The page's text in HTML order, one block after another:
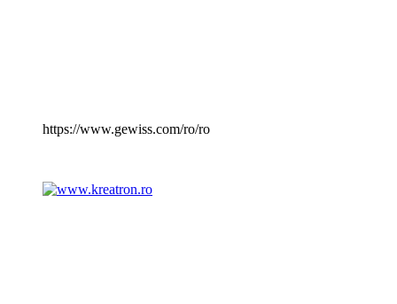
https://www.gewiss.com/ro/ro